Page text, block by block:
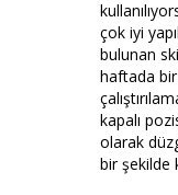
çok iyi
bulunan
haftada
kapalı
olarak
bir şekilde